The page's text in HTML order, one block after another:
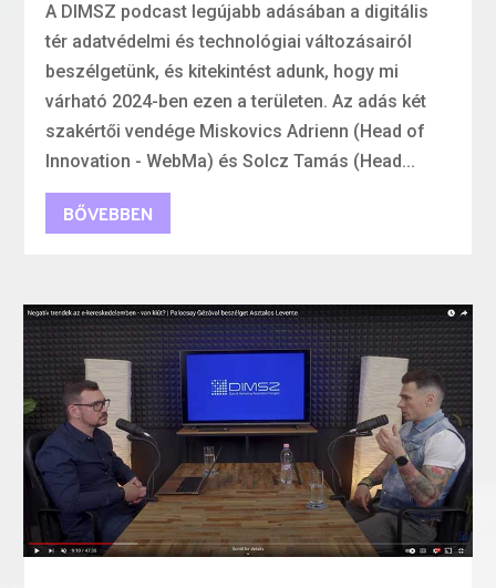
A DIMSZ podcast legújabb adásában a digitális
tér adatvédelmi és technológiai változásairól
beszélgetünk, és kitekintést adunk, hogy mi
várható 2024-ben ezen a területen. Az adás két
szakértői vendége Miskovics Adrienn (Head of
Innovation - WebMa) és Solcz Tamás (Head...
BŐVEBBEN